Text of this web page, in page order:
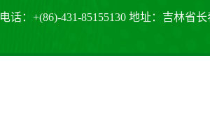
电话：+(86)-431-85155130 地址：吉林省